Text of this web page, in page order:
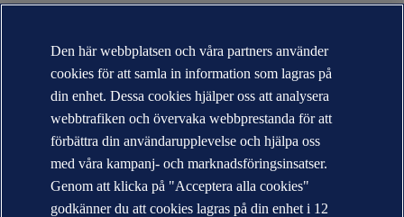
KONTAKT
Kontakta DNV
Hitta närmaste kontor
Kontakter för media
Veracity.com
Sekretesspolicy
Användarvillkor
Copyright © DNV AS 2026
Cookie information
Den här webbplatsen och våra partners använder
cookies för att samla in information som lagras på
din enhet. Dessa cookies hjälper oss att analysera
webbtrafiken och övervaka webbprestanda för att
förbättra din användarupplevelse och hjälpa oss
med våra kampanj- och marknadsföringsinsatser.
Genom att klicka på "Acceptera alla cookies"
godkänner du att cookies lagras på din enhet i 12